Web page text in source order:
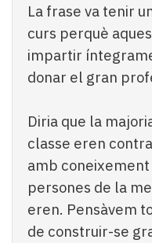
La frase va tenir
curs perquè
impartir
donar el gran
Diria que la
classe eren
amb coneixement
persones de la
eren. Pensàvem
de construir-se